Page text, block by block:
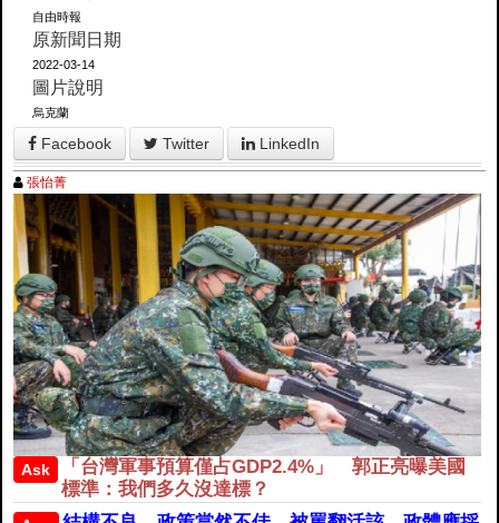
自由時報
原新聞日期
2022-03-14
圖片說明
烏克蘭
Facebook Twitter LinkedIn
張怡菁
Ask
「台灣軍事預算僅占GDP2.4%」 郭正亮曝美國
標準：我們多久沒達標？